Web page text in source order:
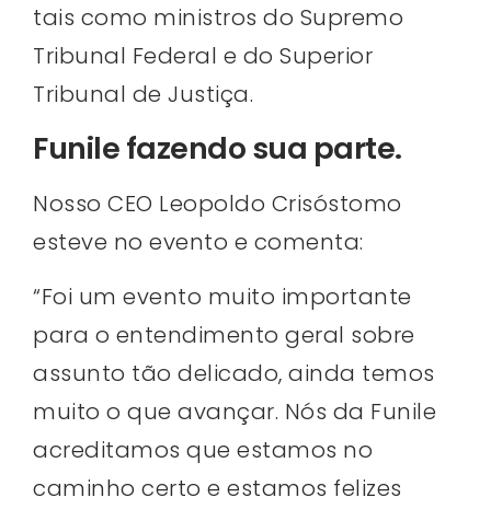
tais como ministros do Supremo
Tribunal Federal e do Superior
Tribunal de Justiça.
Funile fazendo sua parte.
Nosso CEO Leopoldo Crisóstomo
esteve no evento e comenta:
“Foi um evento muito importante
para o entendimento geral sobre
assunto tão delicado, ainda temos
muito o que avançar. Nós da Funile
acreditamos que estamos no
caminho certo e estamos felizes